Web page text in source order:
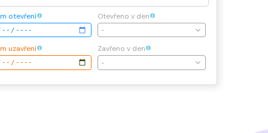
otevření Otevřeno v den
-
uzavření Zavřeno v den
-